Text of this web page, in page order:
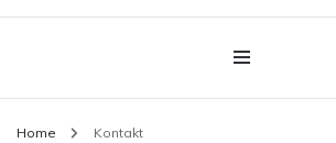
Home Kontakt